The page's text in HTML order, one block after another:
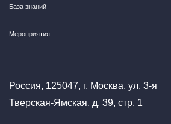
База знаний
Мероприятия
Россия, 125047, г. Москва, ул. 3-я
Тверская-Ямская, д. 39, стр. 1